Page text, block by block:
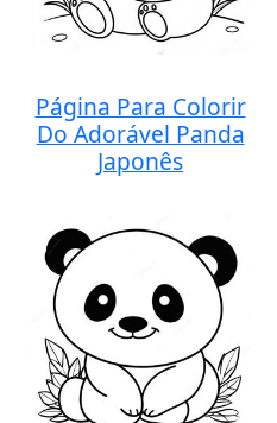
Página Para Colorir
Do Adorável Panda
Japonês